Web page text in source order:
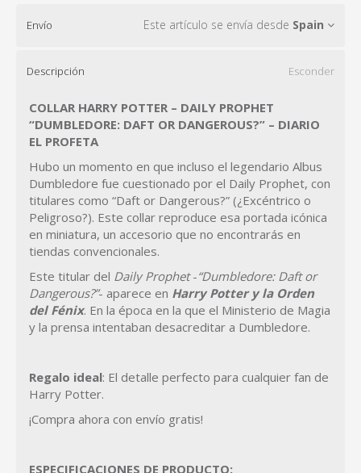
Envío Este artículo se envía desde Spain
Descripción Esconder
COLLAR HARRY POTTER – DAILY PROPHET
“DUMBLEDORE: DAFT OR DANGEROUS?” – DIARIO
EL PROFETA
Hubo un momento en que incluso el legendario Albus
Dumbledore fue cuestionado por el Daily Prophet, con
titulares como “Daft or Dangerous?” (¿Excéntrico o
Peligroso?). Este collar reproduce esa portada icónica
en miniatura, un accesorio que no encontrarás en
tiendas convencionales.
Este titular del Daily Prophet-“Dumbledore: Daft or
Dangerous?”- aparece en Harry Potter y la Orden
del Fénix. En la época en la que el Ministerio de Magia
y la prensa intentaban desacreditar a Dumbledore.
Regalo ideal: El detalle perfecto para cualquier fan de
Harry Potter.
¡Compra ahora con envío gratis!
ESPECIFICACIONES DE PRODUCTO: